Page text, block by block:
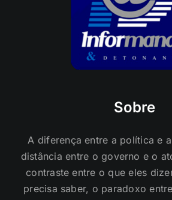
Sobre
A diferença entre a política e
distância entre o governo e o
contraste entre o que eles
precisa saber, o paradoxo